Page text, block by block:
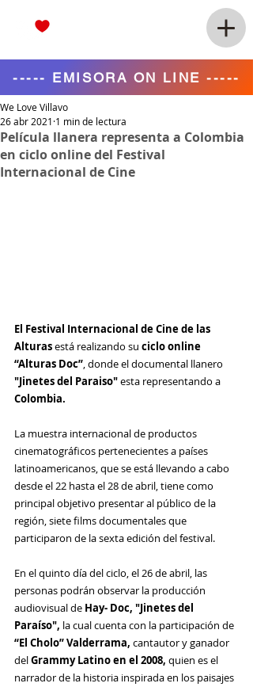
----- EMISORA ON LINE -----
Película llanera representa a Colombia
en ciclo online del Festival
Internacional de Cine
We Love Villavo
26 abr 2021 1 min de lectura
El Festival Internacional de Cine de las
Alturas está realizando su ciclo online
“Alturas Doc”, donde el documental llanero
"Jinetes del Paraiso" esta representando a
Colombia.
La muestra internacional de productos
cinematográficos pertenecientes a países
latinoamericanos, que se está llevando a cabo
desde el 22 hasta el 28 de abril, tiene como
principal objetivo presentar al público de la
región, siete films documentales que
participaron de la sexta edición del festival.
En el quinto día del ciclo, el 26 de abril, las
personas podrán observar la producción
audiovisual de Hay- Doc, "Jinetes del
Paraíso", la cual cuenta con la participación de
“El Cholo” Valderrama, cantautor y ganador
del Grammy Latino en el 2008, quien es el
narrador de la historia inspirada en los paisajes